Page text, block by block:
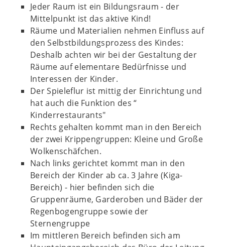
Jeder Raum ist ein Bildungsraum - der
Mittelpunkt ist das aktive Kind!
Räume und Materialien nehmen Einfluss auf
den Selbstbildungsprozess des Kindes:
Deshalb achten wir bei der Gestaltung der
Räume auf elementare Bedürfnisse und
Interessen der Kinder.
Der Spieleflur ist mittig der Einrichtung und
hat auch die Funktion des “
Kinderrestaurants"
Rechts gehalten kommt man in den Bereich
der zwei Krippengruppen: Kleine und Große
Wolkenschäfchen.
Nach links gerichtet kommt man in den
Bereich der Kinder ab ca. 3 Jahre (Kiga-
Bereich) - hier befinden sich die
Gruppenräume, Garderoben und Bäder der
Regenbogengruppe sowie der
Sternengruppe
Im mittleren Bereich befinden sich am